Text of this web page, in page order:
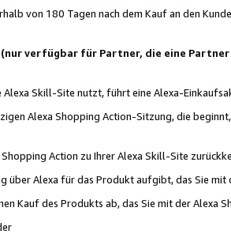
von 180 Tagen nach dem Kauf an den
verfügbar für Partner, die eine
Skill-Site nutzt, führt eine Alexa-
Alexa Shopping Action-Sitzung, die
Action zu Ihrer Alexa Skill-Site
über Alexa für das Produkt aufgibt, das Sie mit
Kauf des Produkts ab, das Sie mit der Alexa